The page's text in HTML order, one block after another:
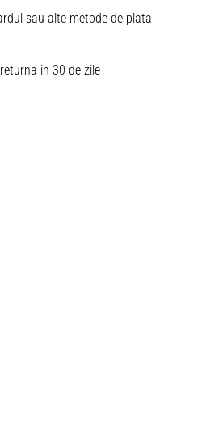
sau alte metode de plata
in 30 de zile